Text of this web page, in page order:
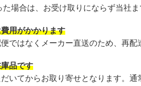
た場合は、お受け取りにならず当社ま
用がかかります
ではなくメーカー直送のため、再
品です
いてからお取り寄せとなります。